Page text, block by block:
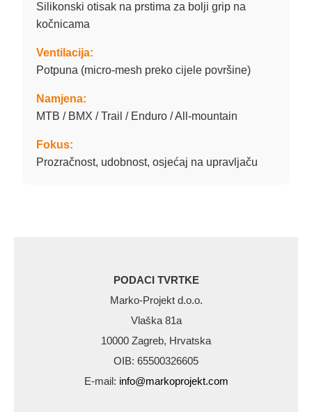
Silikonski otisak na prstima za bolji grip na
kočnicama
Ventilacija:
Potpuna (micro-mesh preko cijele površine)
Namjena:
MTB / BMX / Trail / Enduro / All-mountain
Fokus:
Prozračnost, udobnost, osjećaj na upravljaču
PODACI TVRTKE
Marko-Projekt d.o.o.
Vlaška 81a
10000 Zagreb, Hrvatska
OIB: 65500326605
E-mail: info@markoprojekt.com